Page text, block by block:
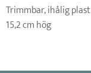
Trimmbar, ihålig plast
15,2 cm hög